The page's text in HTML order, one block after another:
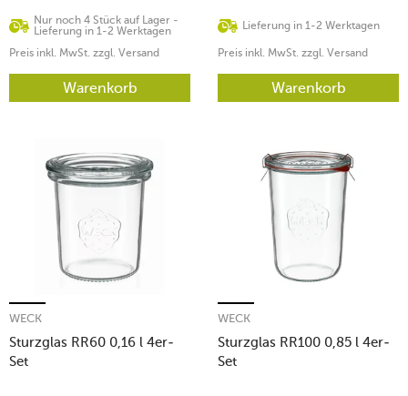
Nur noch 4 Stück auf Lager -
Lieferung in 1-2 Werktagen
Preis inkl. MwSt. zzgl. Versand
Warenkorb
Lieferung in 1-2 Werktagen
Preis inkl. MwSt. zzgl. Versand
Warenkorb
Sturzglas RR60 0,16 l 4er-
Set
WECK
Sturzglas RR100 0,85 l 4er-
Set
WECK